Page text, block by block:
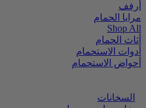
أرفف
مرايا الحمام
Shop All
أثاث الحمام
أدوات الاستحمام
أحواض الاستحمام
السخانات